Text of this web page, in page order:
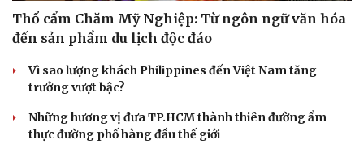
Thổ cẩm Chăm Mỹ Nghiệp: Từ ngôn ngữ văn hóa
đến sản phẩm du lịch độc đáo
Vì sao lượng khách Philippines đến Việt Nam tăng
trưởng vượt bậc?
Những hương vị đưa TP.HCM thành thiên đường ẩm
thực đường phố hàng đầu thế giới